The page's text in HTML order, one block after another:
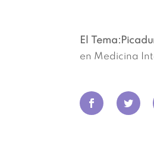
El
en Medicina